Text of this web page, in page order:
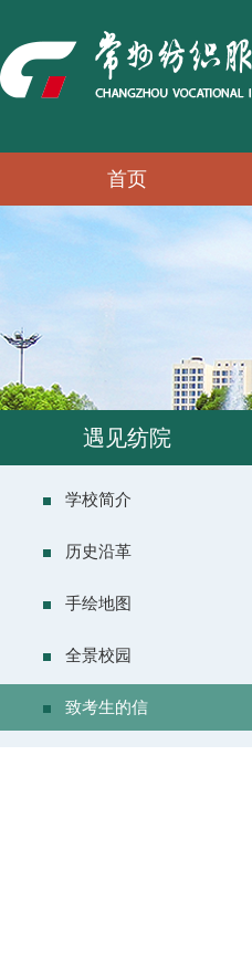
首页
遇见纺院
学校简介
历史沿革
手绘地图
全景校园
致考生的信